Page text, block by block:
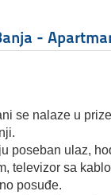
-
se nalaze u
poseban ulaz,
televizor sa
posuđe.